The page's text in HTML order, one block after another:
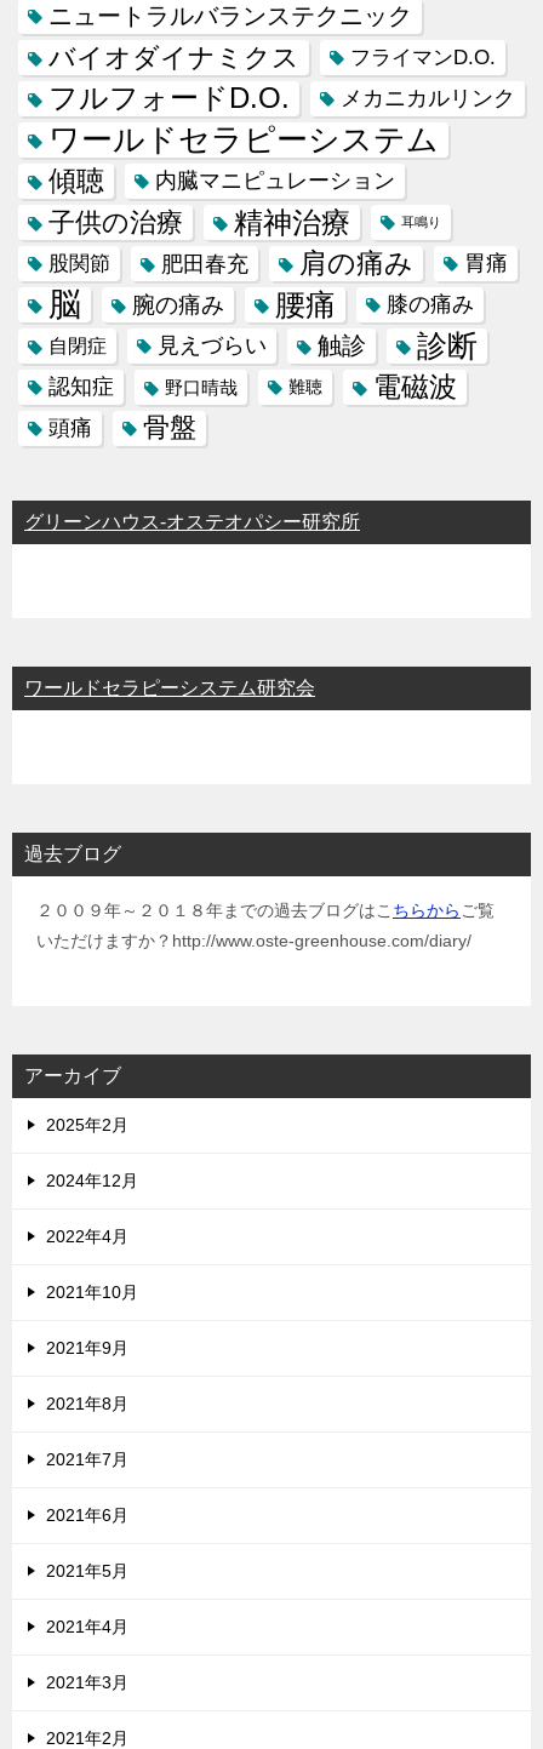
ニュートラルバランステクニック
バイオダイナミクス フライマンD.O.
フルフォードD.O. メカニカルリンク
ワールドセラピーシステム
傾聴 内臓マニピュレーション
子供の治療 精神治療 耳鳴り
股関節 肥田春充 肩の痛み 胃痛
脳 腕の痛み 腰痛 膝の痛み
自閉症 見えづらい 触診 診断
認知症 野口晴哉 難聴 電磁波
頭痛 骨盤
グリーンハウス-オステオパシー研究所
ワールドセラピーシステム研究会
過去ブログ
２００９年～２０１８年までの過去ブログはこ ちらから ご覧
いただけますか？http://www.oste-greenhouse.com/diary/
アーカイブ
2025年2月
2024年12月
2022年4月
2021年10月
2021年9月
2021年8月
2021年7月
2021年6月
2021年5月
2021年4月
2021年3月
2021年2月